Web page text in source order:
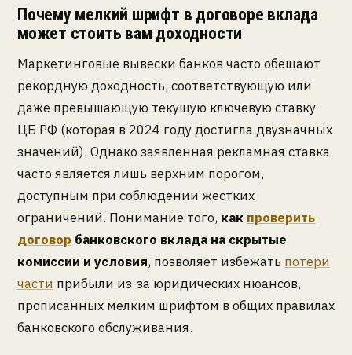
Почему мелкий шрифт в договоре вклада
может стоить вам доходности
Маркетинговые вывески банков часто обещают
рекордную доходность, соответствующую или
даже превышающую текущую ключевую ставку
ЦБ РФ (которая в 2024 году достигла двузначных
значений). Однако заявленная рекламная ставка
часто является лишь верхним порогом,
доступным при соблюдении жестких
ограничений. Понимание того, как проверить
договор банковского вклада на скрытые
комиссии и условия, позволяет избежать потери
части прибыли из-за юридических нюансов,
прописанных мелким шрифтом в общих правилах
банковского обслуживания.